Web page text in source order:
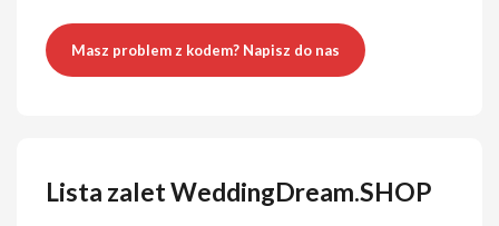
Masz problem z kodem? Napisz do nas
Lista zalet WeddingDream.SHOP